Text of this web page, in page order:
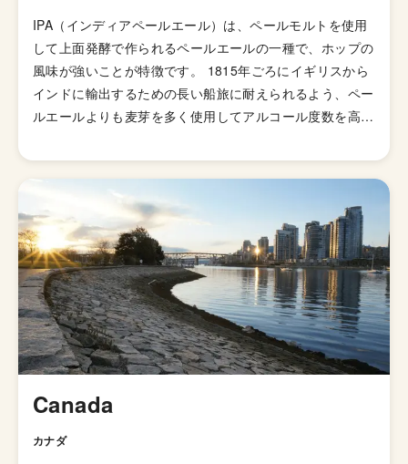
IPA（インディアペールエール）は、ペールモルトを使用
して上面発酵で作られるペールエールの一種で、ホップの
風味が強いことが特徴です。 1815年ごろにイギリスから
インドに輸出するための長い船旅に耐えられるよう、ペー
ルエールよりも麦芽を多く使用してアルコール度数を高め
れました。そして、1829年に「IPA（インディアンペール
エール）」の呼び名で広告が掲載されて以来、ホップの比
重が高いビールとしてイギリス国内で人気が高まってい
き、21世紀にはイギリスで最も人気のあるビアスタイル
の一つとなりました。イギリスのブルワリー教会SIBAの
金メダルを受賞したブリュードッグの「パンクIPA」など
が有名です。 伝統的なIPAのスタイルは、オーストラリア
やニュージーランドなどの当時の植民地諸国へと輸出さ
れ、各国へと普及していきましたが、アメリカではさらに
独自の進化を遂げてきました。 ローストしたモルトを使
素を加えて頭部を取り除きドライで爽やかな飲み口を実現
した「ブリュットIPA」、ホップが強烈でアルコール度数
Canada
カナダ